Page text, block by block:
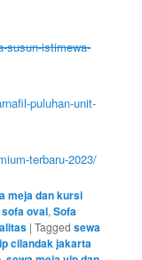
susun-istimewa-
puluhan-unit-
terbaru-2023/
meja dan kursi
sofa oval,Sofa
|Tagged sewa
cilandak jakarta